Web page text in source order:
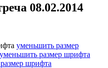
08.02.2014
уменьшить размер
шрифта